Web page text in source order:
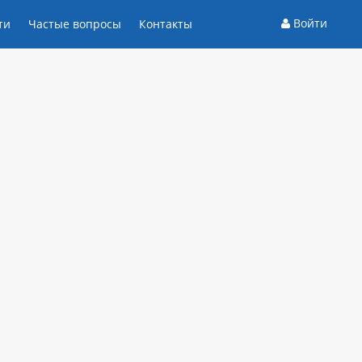
Частые вопросы Контакты Войти